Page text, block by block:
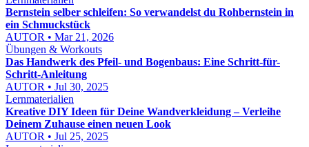
Bernstein selber schleifen: So verwandelst du Rohbernstein in
ein Schmuckstück
AUTOR • Mar 21, 2026
Übungen & Workouts
Das Handwerk des Pfeil- und Bogenbaus: Eine Schritt-für-
Schritt-Anleitung
AUTOR • Jul 30, 2025
Lernmaterialien
Kreative DIY Ideen für Deine Wandverkleidung – Verleihe
Deinem Zuhause einen neuen Look
AUTOR • Jul 25, 2025